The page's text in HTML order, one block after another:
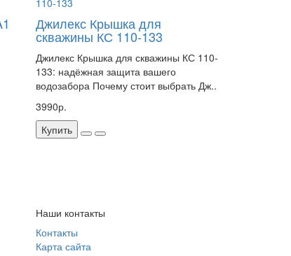
Джилекс Крышка для
скважины КС 110-133
Джилекс Крышка для скважины КС 110-
133: надёжная защита вашего
водозабора Почему стоит выбрать Дж..
3990р.
Купить
Наши контакты
Контакты
Карта сайта